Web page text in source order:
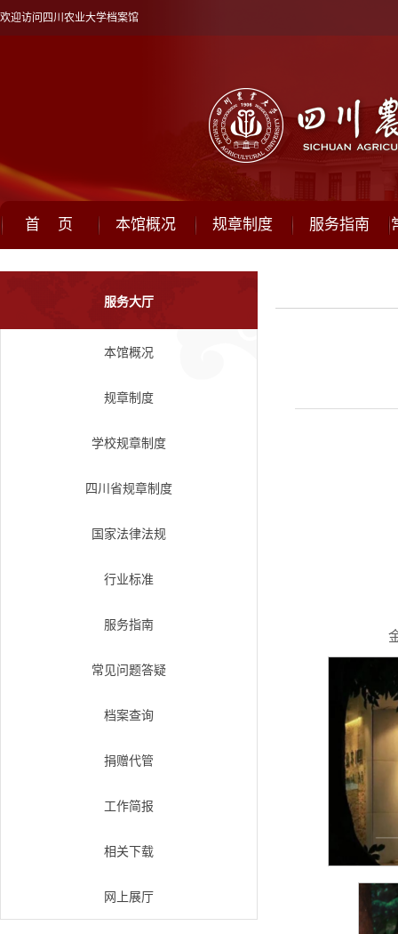
欢迎访问四川农业大学档案馆
首 页 本馆概况 规章制度 服务指南
服务大厅
本馆概况
规章制度
学校规章制度
四川省规章制度
国家法律法规
行业标准
服务指南
常见问题答疑
档案查询
捐赠代管
工作简报
相关下载
网上展厅